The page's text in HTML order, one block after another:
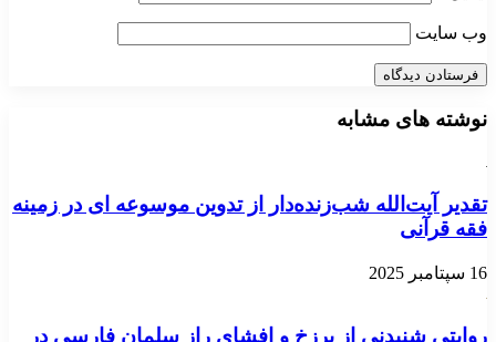
وب‌ سایت
نوشته های مشابه
تقدیر آیت‌الله شب‌زنده‌دار از تدوین موسوعه ای در زمینه
فقه قرآنی
16 سپتامبر 2025
روایتی شنیدنی از برزخ و افشای راز سلمان فارسی در